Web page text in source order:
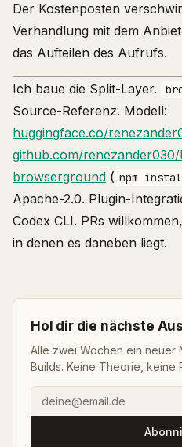
Der Kostenposten
Verhandlung mit dem
das Aufteilen des Aufrufs.
Ich baue die Split-Layer.
Source-Referenz. Modell:
huggingface.co/
github.com/
browserground ( npm
Apache-2.0. Plugin-
Codex CLI. PRs
in denen es daneben liegt.
Hol dir die nächste
Alle zwei Wochen ein neuer
Builds. Keine Theorie, keine